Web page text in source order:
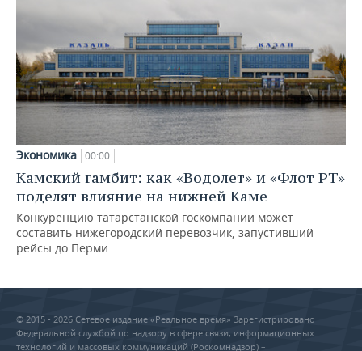
Экономика 00:00
Камский гамбит: как «Водолет» и «Флот РТ»
поделят влияние на нижней Каме
Конкуренцию татарстанской госкомпании может
составить нижегородский перевозчик, запустивший
рейсы до Перми
© 2015 - 2026 Сетевое издание «Реальное время» Зарегистрировано
Федеральной службой по надзору в сфере связи, информационных
технологий и массовых коммуникаций (Роскомнадзор) –